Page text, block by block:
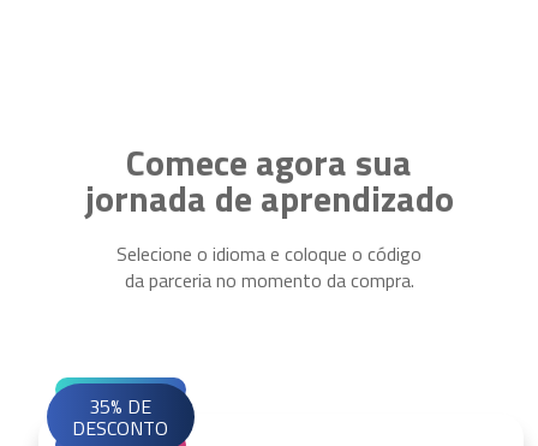
Comece agora sua
jornada de aprendizado
Selecione o idioma e coloque o código
da parceria no momento da compra.
35% DE
DESCONTO